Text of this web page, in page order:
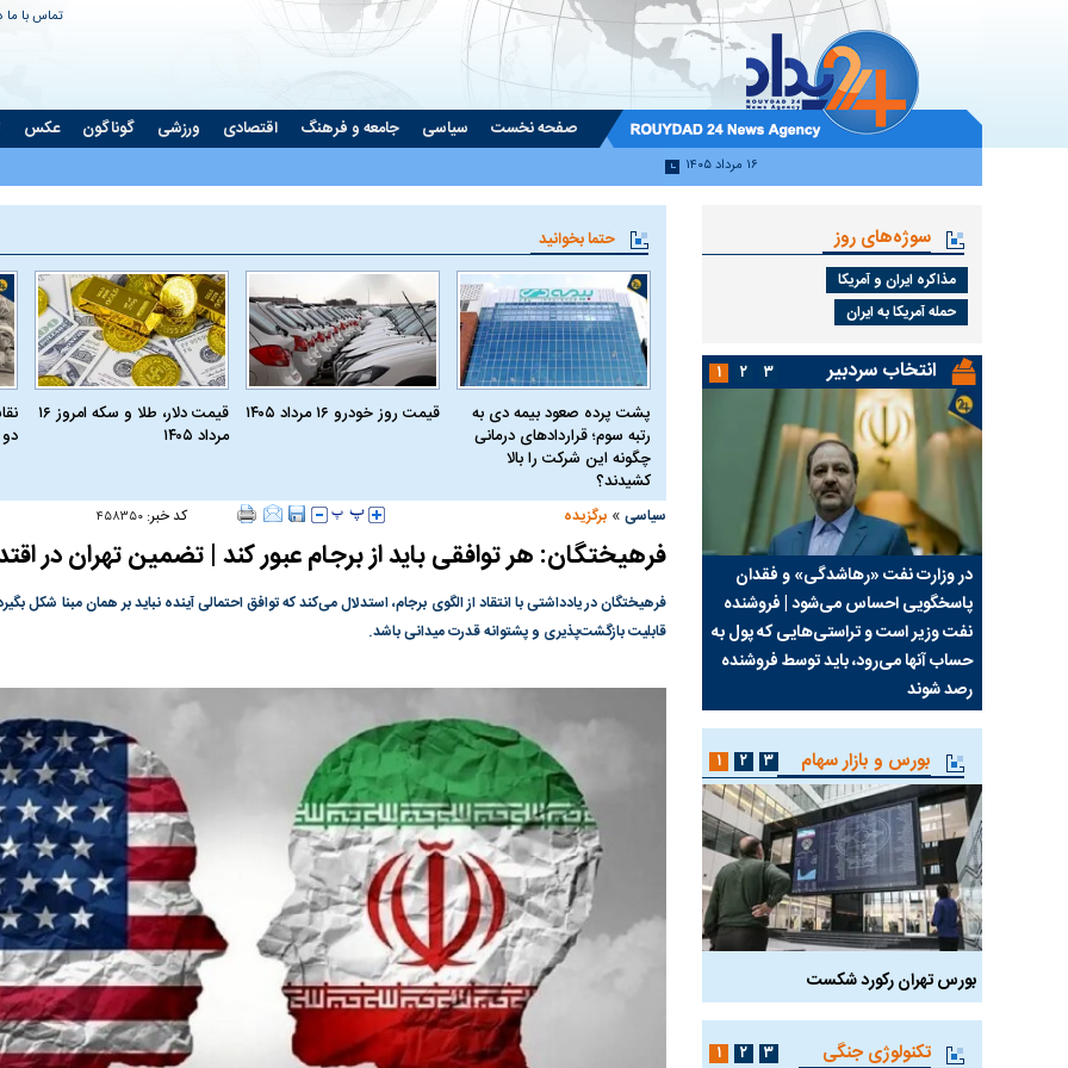
تماس با ما
صفحه نخست سیاسی جامعه و فرهنگ اقتصادی ورزشی گوناگون عکس
۱۶ مرداد ۱۴۰۵
حتما بخوانید
پشت پرده صعود بیمه دی به
رتبه سوم؛ قراردادهای درمانی
چگونه این شرکت را بالا
کشیدند؟
قیمت روز خودرو ۱۶ مرداد ۱۴۰۵
قیمت دلار، طلا و سکه امروز ۱۶
مرداد ۱۴۰۵
سیاسی » برگزیده کد خبر: ۴۵۸۳۵۰
فرهیختگان: هر توافقی باید از برجام عبور کند | تضمین تهران در
فرهیختگان در یادداشتی با انتقاد از الگوی برجام، استدلال می‌کند که توافق احتمالی آینده نباید بر همان مبنا شکل
قابلیت بازگشت‌پذیری و پشتوانه قدرت میدانی باشد.
سوژه‌های روز
مذاکره ایران و آمریکا
حمله آمریکا به ایران
انتخاب سردبیر
در وزارت نفت «رهاشدگی» و فقدان
پاسخگویی احساس می‌شود | فروشنده
نفت وزیر است و تراستی‌هایی که پول به
حساب آنها می‌رود، باید توسط فروشنده
رصد شوند
چرا رویای آمریکایی سرنگونی رژیم و
نابودی محور مقاومت تعبیر نشد؟ | پشت
پرده تجارت پهپاد‌ ۱۵۰۰ دلاری که
مطالعه رفتار هیستریک صدا و سیما علیه
کمپین نه به اعدام
در وزارت نفت
پاسخگویی
رصد شوند
۱ ۲ ۳
بورس و بازار سهام
بورس تهران رکورد شکست سیگنال مثبت دیپلماسی به بورس پرواز ۱۰۰ هزار واحدی شاخص کل بورس بورس تهران
۱ ۲ ۳
تکنولوژی جنگی ۱ ۲ ۳